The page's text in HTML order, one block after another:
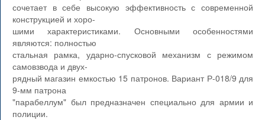
сочетает в себе высокую эффективность с современной
конструкцией и хоро-
шими характеристиками. Основными особенностями
являются: полностью
стальная рамка, ударно-спусковой механизм с режимом
самовзвода и двух-
рядный магазин емкостью 15 патронов. Вариант Р-018/9 для
9-мм патрона
"парабеллум" был предназначен специально для армии и
полиции.